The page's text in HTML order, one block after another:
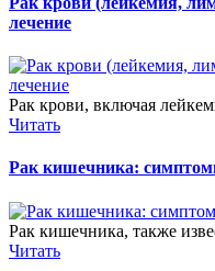
лечение
Рак крови, включая
Читать
Рак кишечника:
Рак кишечника, также
Читать